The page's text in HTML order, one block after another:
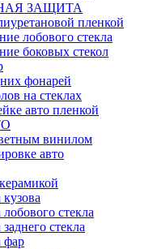
ЗАЩИТА
пленкой
лобового стекла
боковых стекол
фонарей
на стеклах
винилом
стекла
стекла
фар